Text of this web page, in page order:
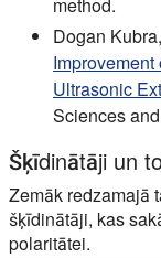
method.
Dogan
Ultrasonic
Sciences
Šķīdinātāji un
Zemāk redzamajā
šķīdinātāji, kas
polaritātei.